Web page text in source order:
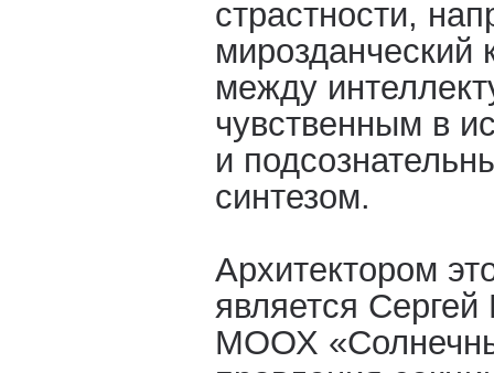
страстности,
мирозданческий
между
чувственным в
и
синтезом.
Архитектором
является
МООХ